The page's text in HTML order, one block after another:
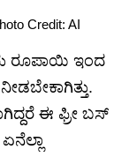
Credit: AI
ರೂಪಾಯಿ ಇಂದ
ಈ ಫ್ರೀ ಬಸ್